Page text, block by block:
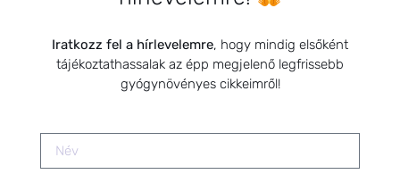
Gyógynövények a menstruáció
idején
Mi is az a Herba-Yoni Yoga?
Iratkozz fel a hírlevelemre, hogy mindig elsőként
tájékoztathassalak az épp megjelenő legfrissebb
gyógynövényes cikkeimről!